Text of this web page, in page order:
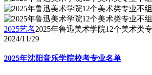
2025艺考2025年鲁迅美术学院12个美术类
2024/11/29
2025年沈阳音乐学院校考专业名单